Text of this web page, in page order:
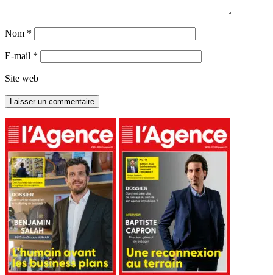
Nom *
E-mail *
Site web